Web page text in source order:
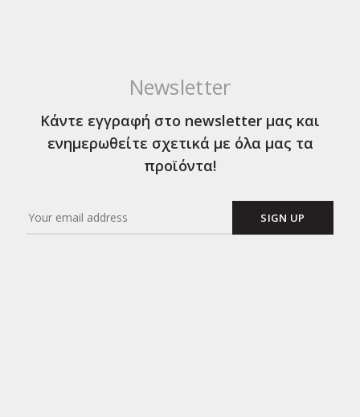
Newsletter
Κάντε εγγραφή στο newsletter μας και
ενημερωθείτε σχετικά με όλα μας τα
προϊόντα!